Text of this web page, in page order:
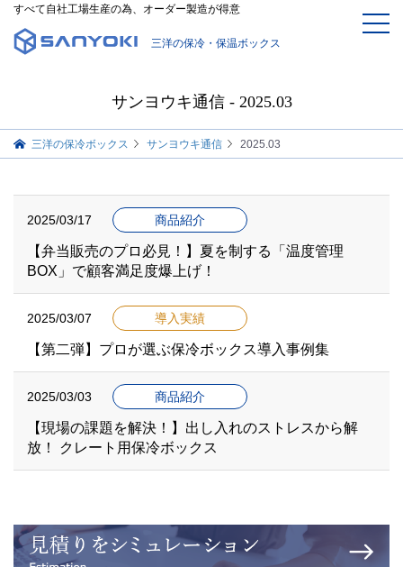
すべて自社工場生産の為、オーダー製造が得意
三洋の保冷・保温ボックス
サンヨウキ通信 - 2025.03
三洋の保冷ボックス サンヨウキ通信 2025.03
2025/03/17 商品紹介
【弁当販売のプロ必見！】夏を制する「温度管理
BOX」で顧客満足度爆上げ！
2025/03/07 導入実績
【第二弾】プロが選ぶ保冷ボックス導入事例集
2025/03/03 商品紹介
【現場の課題を解決！】出し入れのストレスから解
放！ クレート用保冷ボックス